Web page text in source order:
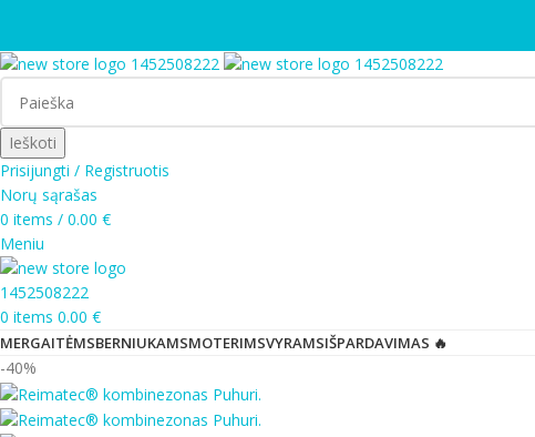
Ieškoti
Prisijungti / Registruotis
Norų sąrašas
0 items / 0.00 €
Meniu
0 items 0.00 €
MERGAITĖMSBERNIUKAMSMOTERIMSVYRAMSIŠPARDAVIMAS 🔥
-40%